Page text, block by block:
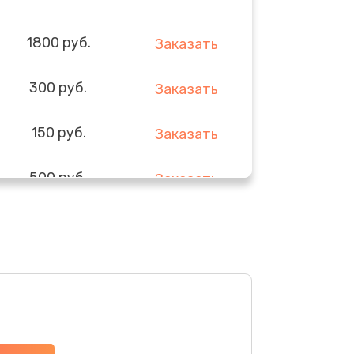
1800 руб. Заказать
300 руб. Заказать
150 руб. Заказать
500 руб. Заказать
Заказать